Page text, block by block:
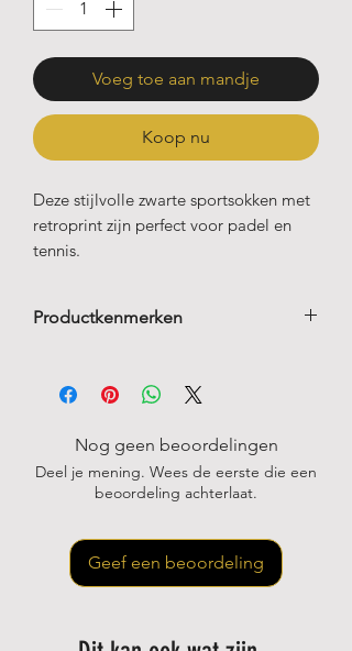
Voeg toe aan mandje
Koop nu
Deze stijlvolle zwarte sportsokken met
retroprint zijn perfect voor padel en
tennis.
Productkenmerken
17 % polyamide
Verstevigde hiel en tenen
Nog geen beoordelingen
Deel je mening. Wees de eerste die een
beoordeling achterlaat.
Geef een beoordeling